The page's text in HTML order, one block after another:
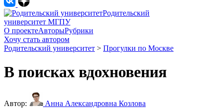
Родительский
университет МГПУ
О проектеАвторыРубрики
Хочу стать автором
Родительский университет > Прогулки по Москве
В поисках вдохновения
Автор:
Анна Александровна Козлова